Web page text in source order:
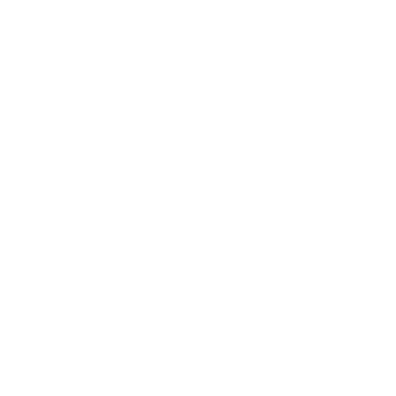
к приёму
Ждем Вас в клинике.
подготовка.
сформированный чекап. При
очищена.
для продолжения покупки
в связи с совершеннолетием.
приёма
Ждем Вас в клинике.
сопутствующую
прием?
Вы подтверждаете отмену приёма или
свяжется с Вами в ближайшее
авторизоваться, указав логин и пароль,
заказ может быть скорректирован в
аккаунта.
и предъявлении им удостоверения личности.
или выполнят назначенные процедуры (инъекции,
условии наличия свободной записи к врачу на
Вызвать специалиста можно по телефонам 8 (4922)
Ваше имя, номер телефона, и
анализы для
в корзину будут добавлены соответствующие